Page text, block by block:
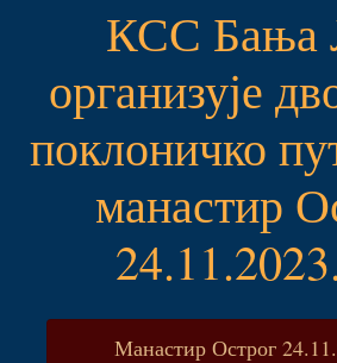
КСС Бања
организује
поклоничко
манастир
Манастир Острог